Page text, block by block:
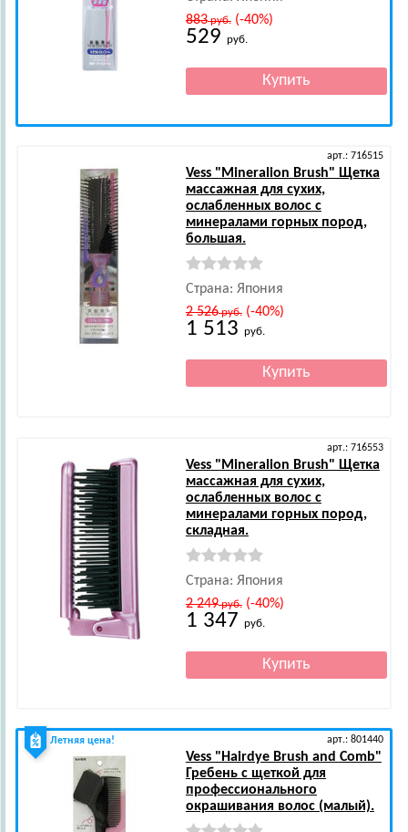
883руб.(-40%)
529 руб.
арт.: 716515
Vess"Mineralion Brush" Щетка
массажная для сухих,
ослабленных волос с
минералами горных пород,
большая.
Страна: Япония
2 526руб.(-40%)
1 513 руб.
арт.: 716553
Vess"Mineralion Brush" Щетка
массажная для сухих,
ослабленных волос с
минералами горных пород,
складная.
Страна: Япония
2 249руб.(-40%)
1 347 руб.
Летняя цена! арт.: 801440
Vess"Hairdye Brush and Comb"
Гребень c щеткой для
профессионального
окрашивания волос (малый).